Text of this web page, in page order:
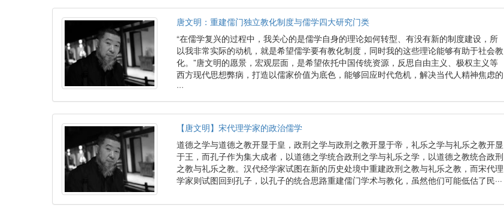
唐文明：重建儒门独立教化制度与儒学四大研究门类
“在儒学复兴的过程中，我关心的是儒学自身的理论如何转型、有没有新的制度建设，所
以我非常实际的动机，就是希望儒学要有教化制度，同时我的这些理论能够有助于社会教
化。”唐文明的愿景，宏观层面，是希望依托中国传统资源，反思自由主义、极权主义等
西方现代思想弊病，打造以儒家价值为底色，能够回应时代危机，解决当代人精神焦虑的
···
【唐文明】宋代理学家的政治儒学
道德之学与道德之教开显于皇，政刑之学与政刑之教开显于帝，礼乐之学与礼乐之教开显
于王，而孔子作为集大成者，以道德之学统合政刑之学与礼乐之学，以道德之教统合政刑
之教与礼乐之教。汉代经学家试图在新的历史处境中重建政刑之教与礼乐之教，而宋代理
学家则试图回到孔子，以孔子的统合思路重建儒门学术与教化，虽然他们可能低估了民···